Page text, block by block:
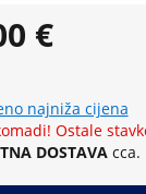
€
najniža cijena
Ostale
DOSTAVA cca.